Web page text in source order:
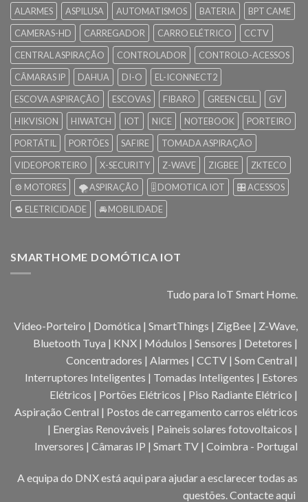
ALARMES
ASPILUSA AUTOMATISMOS BATERIA
BPT CAME
CAMERAS-HD
CARREGADOR CARRO ELÉTRICO
CCTV
CENTRAL ASPIRAÇÃO
CONTROLADOR
CONTROLO-ACESSOS
CÂMARAS IP
DAHUA DI-O
EL-ICONNECT2
ESCOVA ASPIRAÇÃO
ESCOVAS FIBARO GREEN CELL
GV
HIKVISION
HIWATCH IOT NICE NOTEBOOK
PORTEIRO
PORTÁTIL
PORTÕES SAFIRE
TOMADA ASPIRAÇÃO
VIDEOPORTEIRO
X-SECURITY Z-WAVE ZIGBEE
ZKTECO
⚙️ MOTORES
🌪️ ASPIRAÇÃO 🎚️ DOMOTICA IOT
🎛️ ACESSOS
🔁 ELETRICIDADE
🚘 MOBILIDADE
SMARTHOME DOMÓTICA IOT
Tudo para IoT Smart Home.
Video-Porteiro | Domótica | SmartThings | ZigBee | Z-Wave,
Bluetooth Tuya | KNX | Módulos | Sensores | Detetores |
Concentradores | Alarmes | CCTV | Som Central |
Interruptores Inteligentes | Tomadas Inteligentes | Estores
Elétricos | Portões Elétricos | Piso Radiante Elétrico |
Aspiração Central | Postos de carregamento carros elétricos
| Energias Renováveis | Paineis solares fotovoltaicos |
Inversores | Câmaras IP | Smart TV | Coimbra - Portugal
A equipa do DNX está aqui para ajudar a esclarecer todas as
questões. Contacte aqui